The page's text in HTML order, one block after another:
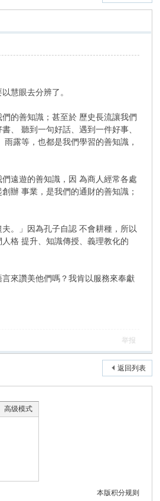
慧眼去分辨了。
的善知識；甚至於 歷史長流讓我們
、 聽到一句好話、遇到一件好事、
露等，也都是我們學習的善知識，
遠遊的善知識，因 為商人經常各處
辦 事業，是我們的通財的善知識；
。」因為孔子自認 不會耕種，所以
格 提升、知識傳授、義理教化的
來讚美他們嗎？我肯以服務來奉獻
举报
返回列表
高级模式
本版积分规则